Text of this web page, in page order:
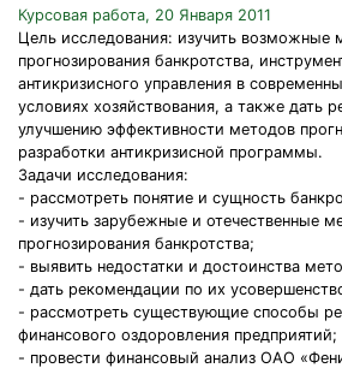
Курсовая работа, 20 Января 2011
Цель исследования: изучить возможные
прогнозирования банкротства,
антикризисного управления в
условиях хозяйствования, а также дать
улучшению эффективности методов
разработки антикризисной программы.
Задачи исследования:
- рассмотреть понятие и сущность
- изучить зарубежные и отечественные
прогнозирования банкротства;
- выявить недостатки и достоинства
- дать рекомендации по их
- рассмотреть существующие способы
финансового оздоровления предприятий;
- провести финансовый анализ ОАО